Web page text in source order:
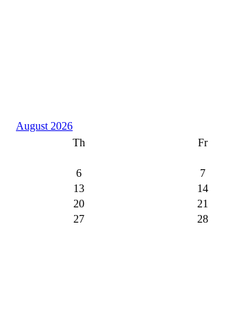
August 2026
Th Fr
6 7
13 14
20 21
27 28